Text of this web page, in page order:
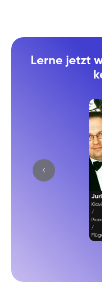
Lerne jetzt
Juri
/
/